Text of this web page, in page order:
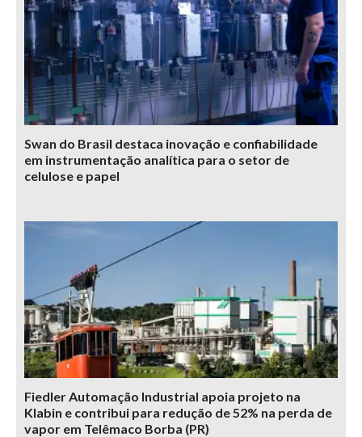
Swan do Brasil destaca inovação e confiabilidade
em instrumentação analítica para o setor de
celulose e papel
Fiedler Automação Industrial apoia projeto na
Klabin e contribui para redução de 52% na perda de
vapor em Telêmaco Borba (PR)